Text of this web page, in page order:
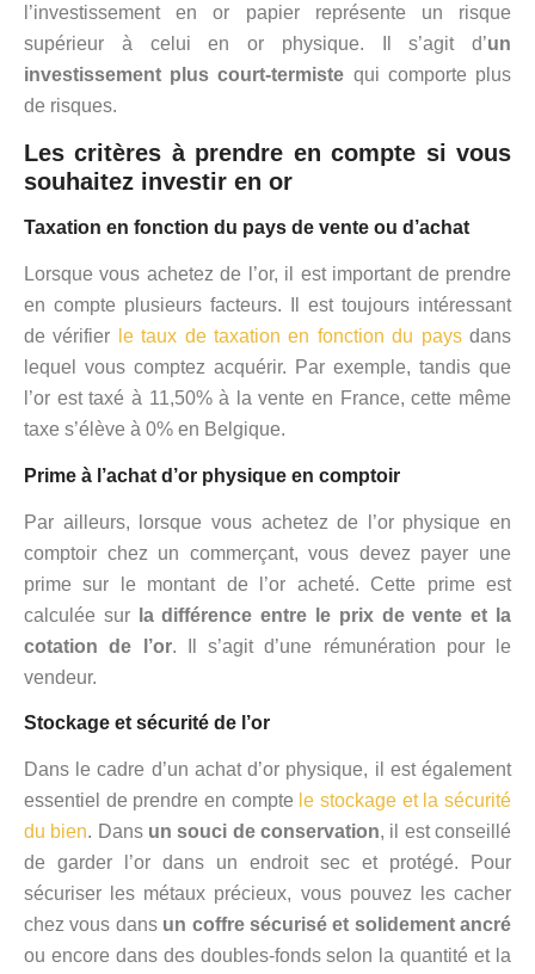
l’investissement en or papier représente un risque
supérieur à celui en or physique. Il s’agit d’un
investissement plus court-termiste qui comporte plus
de risques.
Les critères à prendre en compte si vous
souhaitez investir en or
Taxation en fonction du pays de vente ou d’achat
Lorsque vous achetez de l’or, il est important de prendre
en compte plusieurs facteurs. Il est toujours intéressant
de vérifier
le taux de taxation en fonction du paysdans
lequel vous comptez acquérir. Par exemple, tandis que
l’or est taxé à 11,50% à la vente en France, cette même
taxe s’élève à 0% en Belgique.
Prime à l’achat d’or physique en comptoir
Par ailleurs, lorsque vous achetez de l’or physique en
comptoir chez un commerçant, vous devez payer une
prime sur le montant de l’or acheté. Cette prime est
calculée sur
la différence entre le prix de vente et la
cotation de l’or. Il s’agit d’une rémunération pour le
vendeur.
Stockage et sécurité de l’or
Dans le cadre d’un achat d’or physique, il est également
essentiel de prendre en compte le stockage et la sécurité
du bien. Dans un souci de conservation, il est conseillé
de garder l’or dans un endroit sec et protégé. Pour
sécuriser les métaux précieux, vous pouvez les cacher
chez vous dans un coffre sécurisé et solidement ancré
ou encore dans des doubles-fonds selon la quantité et la